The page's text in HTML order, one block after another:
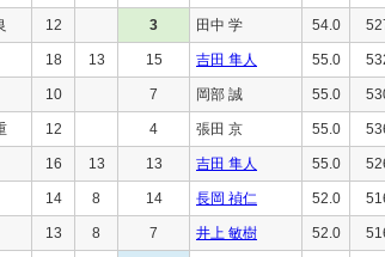
12 3 田中 学 54.0
18 13 15 吉田 隼人 55.0
10 7 岡部 誠 55.0
12 4 張田 京 55.0
16 13 13 吉田 隼人 55.0
14 8 14 長岡 禎仁 52.0
13 8 7 井上 敏樹 52.0